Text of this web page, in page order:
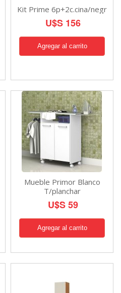
Kit Prime 6p+2c.cina/negr
U$S 156
Mueble Primor Blanco
T/planchar
U$S 59